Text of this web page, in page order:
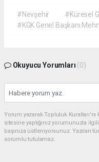
#Nevşehir
#Küresel
#KGK Genel Başkanı
Okuyucu Yorumları (0)
Yorum yazarak Topluluk
sitesine yaptığınız yorumunuzla
başınıza üstleniyorsunuz.
sorumlu tutulamaz.